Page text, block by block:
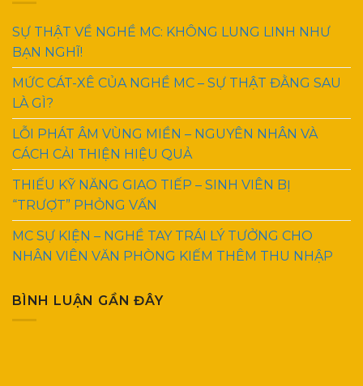
SỰ THẬT VỀ NGHỀ MC: KHÔNG LUNG LINH NHƯ
BẠN NGHĨ!
MỨC CÁT-XÊ CỦA NGHỀ MC – SỰ THẬT ĐẰNG SAU
LÀ GÌ?
LỖI PHÁT ÂM VÙNG MIỀN – NGUYÊN NHÂN VÀ
CÁCH CẢI THIỆN HIỆU QUẢ
THIẾU KỸ NĂNG GIAO TIẾP – SINH VIÊN BỊ
“TRƯỢT” PHỎNG VẤN
MC SỰ KIỆN – NGHỀ TAY TRÁI LÝ TƯỞNG CHO
NHÂN VIÊN VĂN PHÒNG KIẾM THÊM THU NHẬP
BÌNH LUẬN GẦN ĐÂY